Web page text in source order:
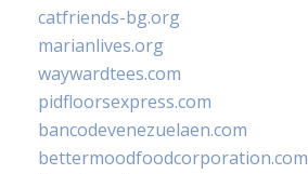
catfriends-bg.org
marianlives.org
waywardtees.com
pidfloorsexpress.com
bancodevenezuelaen.com
bettermoodfoodcorporation.com